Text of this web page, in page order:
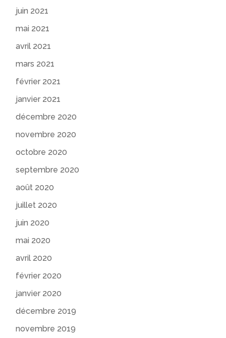
juin 2021
mai 2021
avril 2021
mars 2021
février 2021
janvier 2021
décembre 2020
novembre 2020
octobre 2020
septembre 2020
août 2020
juillet 2020
juin 2020
mai 2020
avril 2020
février 2020
janvier 2020
décembre 2019
novembre 2019